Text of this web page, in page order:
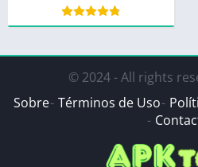
© 2024 - All rights
Sobre Términos de Uso